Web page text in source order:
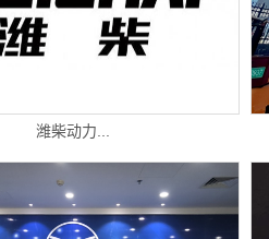
潍柴动力...